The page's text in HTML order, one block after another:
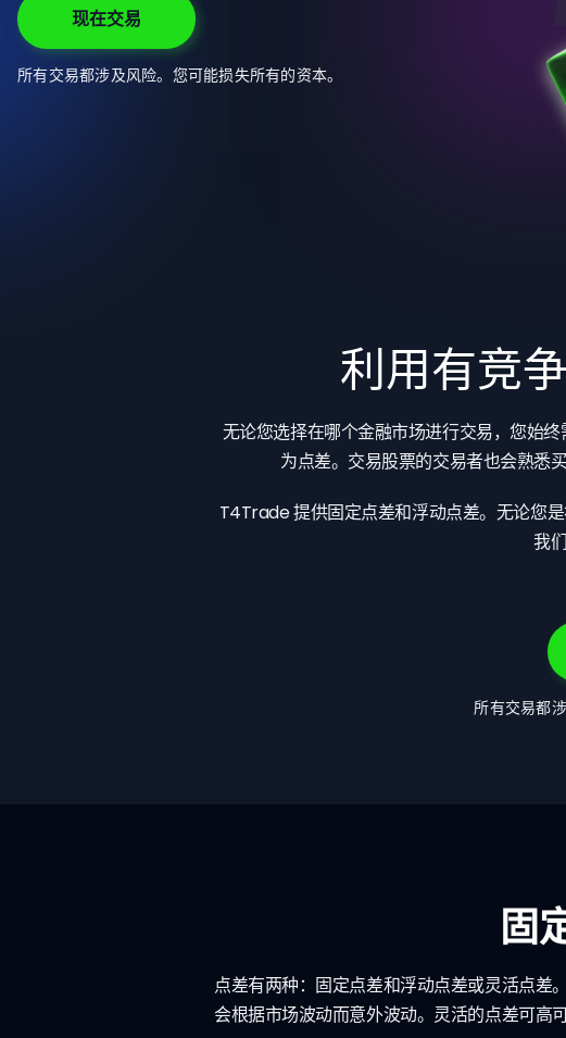
现在交易
所有交易都涉及风险。您可能损失所有的资本。
利用有竞
无论您选择在哪个金融市场进行交易，您始
为点差。交易股票的交易者也会熟悉
T4Trade 提供固定点差和浮动点差。无论您
我
所有交易都
固
点差有两种：固定点差和浮动点差或灵活点差
会根据市场波动而意外波动。灵活的点差可高